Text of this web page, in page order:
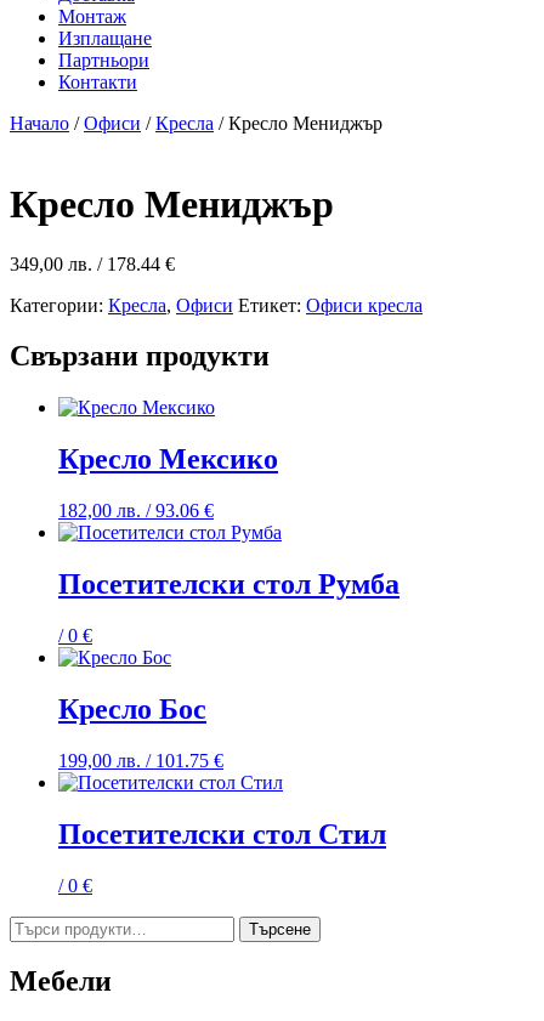
Монтаж
Изплащане
Партньори
Контакти
Начало /Офиси /Кресла / Кресло Мениджър
Кресло Мениджър
349,00 лв. / 178.44 €
Категории: Кресла, Офиси Етикет: Офиси кресла
Свързани продукти
Кресло Мексико
182,00 лв. / 93.06 €
Посетителски стол Румба
/ 0 €
Кресло Бос
199,00 лв. / 101.75 €
Посетителски стол Стил
/ 0 €
Търсене
за:
Търсене
Мебели